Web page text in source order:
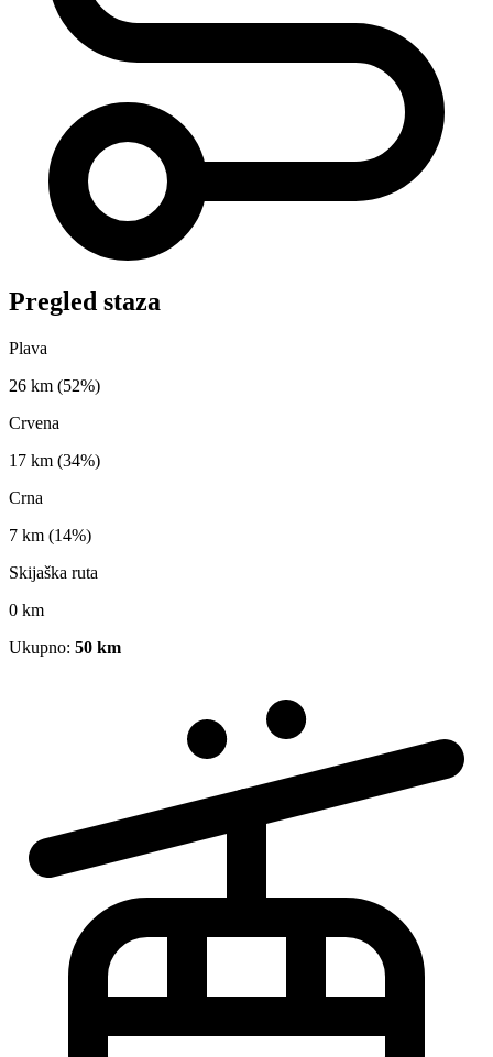
Pregled staza
Plava
26 km (52%)
Crvena
17 km (34%)
Crna
7 km (14%)
Skijaška ruta
0 km
Ukupno: 50 km